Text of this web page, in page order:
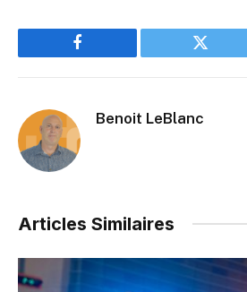
Facebook Twitter
Benoit LeBlanc
Articles Similaires